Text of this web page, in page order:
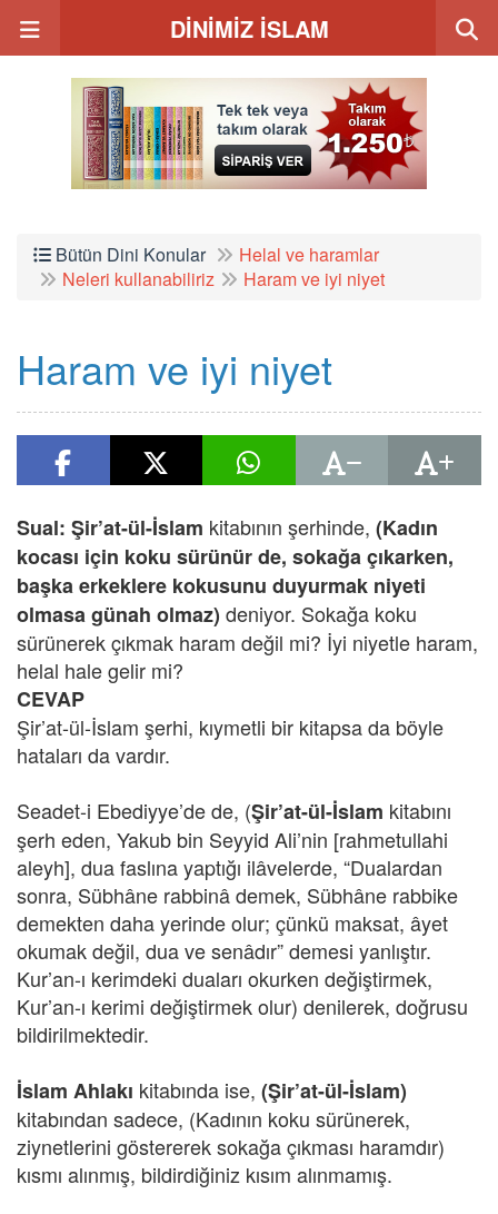
DİNİMİZ İSLAM
Bütün Dini Konular
Helal ve haramlar
Neleri kullanabiliriz
Haram ve iyi niyet
Haram ve iyi niyet
Sual: Şir’at-ül-İslam kitabının şerhinde, (Kadın
kocası için koku sürünür de, sokağa çıkarken,
başka erkeklere kokusunu duyurmak niyeti
olmasa günah olmaz) deniyor. Sokağa koku
sürünerek çıkmak haram değil mi? İyi niyetle haram,
helal hale gelir mi?
CEVAP
Şir’at-ül-İslam şerhi, kıymetli bir kitapsa da böyle
hataları da vardır.
Seadet-i Ebediyye’de de, (Şir’at-ül-İslam kitabını
şerh eden, Yakub bin Seyyid Ali’nin [rahmetullahi
aleyh], dua faslına yaptığı ilâvelerde, “Dualardan
sonra, Sübhâne rabbinâ demek, Sübhâne rabbike
demekten daha yerinde olur; çünkü maksat, âyet
okumak değil, dua ve senâdır” demesi yanlıştır.
Kur’an-ı kerimdeki duaları okurken değiştirmek,
Kur’an-ı kerimi değiştirmek olur) denilerek, doğrusu
bildirilmektedir.
İslam Ahlakı kitabında ise, (Şir’at-ül-İslam)
kitabından sadece, (Kadının koku sürünerek,
ziynetlerini göstererek sokağa çıkması haramdır)
kısmı alınmış, bildirdiğiniz kısım alınmamış.